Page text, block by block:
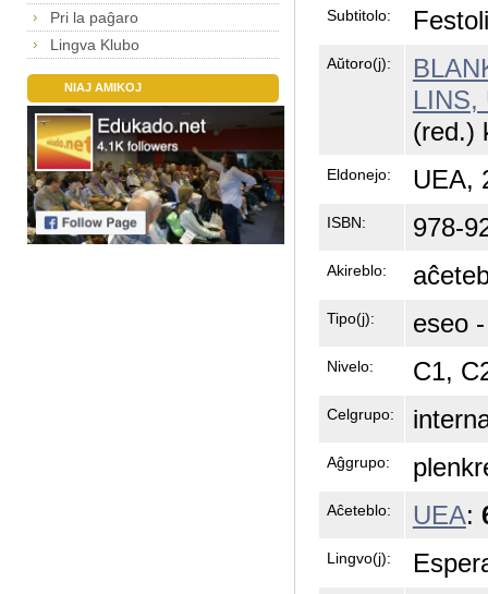
Pri la paĝaro
Lingva Klubo
NIAJ AMIKOJ
Subtitolo:
Aŭtoro(j):
LINS,
(red.)
Eldonejo: UEA,
ISBN: 978-
Akireblo:
Tipo(j): eseo
Nivelo: C1,
Celgrupo:
Aĝgrupo:
Aĉeteblo: UEA:
Lingvo(j):